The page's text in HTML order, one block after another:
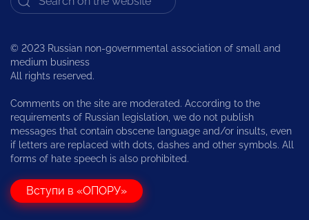
© 2023 Russian non-governmental association of small and
medium business
All rights reserved.
Comments on the site are moderated. According to the
requirements of Russian legislation, we do not publish
messages that contain obscene language and/or insults, even
if letters are replaced with dots, dashes and other symbols. All
forms of hate speech is also prohibited.
Вступи в «ОПОРУ»